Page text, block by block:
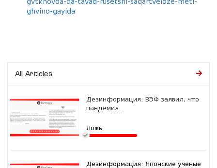
gvtkhovda-da-tavad-rusetshi-saqartveloze-meti-
ghvino-gayida
All Articles
Дезинформация: ВЭФ заявил, что
пандемия...
Ложь
Дезинформация: Японские ученые